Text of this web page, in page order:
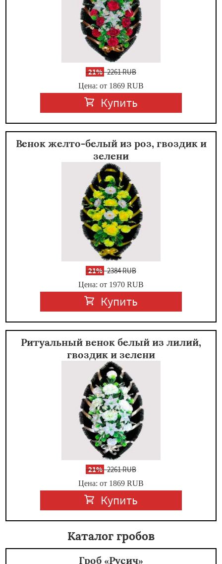
-21%2261 RUB
Цена: от 1869 RUB
Купить
Венок желто-белый из роз, гвоздик и
зелени
-21%2384 RUB
Цена: от 1970 RUB
Купить
Ритуальный венок белый из лилий,
гвоздик и зелени
-21%2261 RUB
Цена: от 1869 RUB
Купить
Каталог гробов
Гроб «Русич»